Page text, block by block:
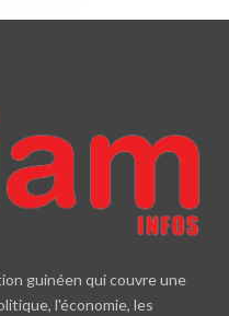
guinéen qui couvre une
l'économie, les